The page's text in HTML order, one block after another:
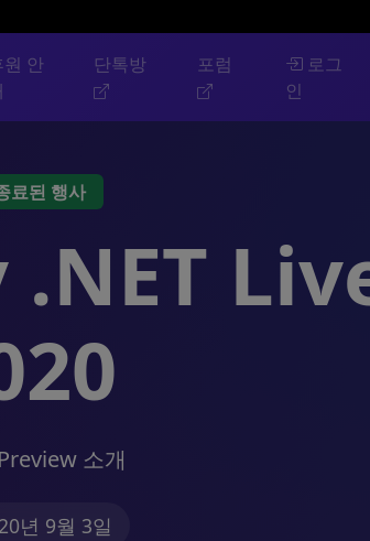
원 안
단톡방 포럼
로그
인
료된 행사
소개
년 9월 3일